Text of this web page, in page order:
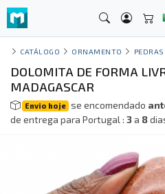
CATÁLOGO ORNAMENTO
DOLOMITA DE FORMA
MADAGASCAR
Envio hoje se encomendado
de entrega para Portugal : 3a 8